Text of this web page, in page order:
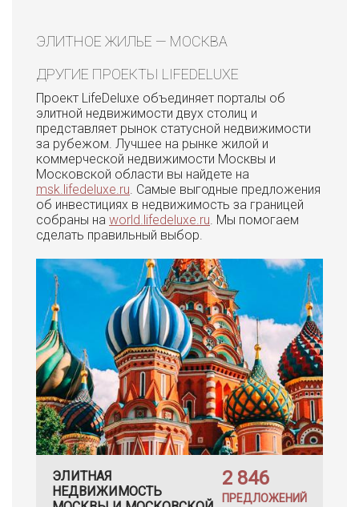
ЭЛИТНОЕ ЖИЛЬЕ — МОСКВА
ДРУГИЕ ПРОЕКТЫ LIFEDELUXE
Проект LifeDeluxe объединяет порталы об
элитной недвижимости двух столиц и
представляет рынок статусной недвижимости
за рубежом. Лучшее на рынке жилой и
коммерческой недвижимости Москвы и
Московской области вы найдете на
msk.lifedeluxe.ru. Самые выгодные предложения
об инвестициях в недвижимость за границей
собраны на world.lifedeluxe.ru. Мы помогаем
сделать правильный выбор.
ЭЛИТНАЯ
НЕДВИЖИМОСТЬ
2 846
ПРЕДЛОЖЕНИЙ